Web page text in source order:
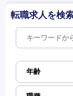
転職求人を検